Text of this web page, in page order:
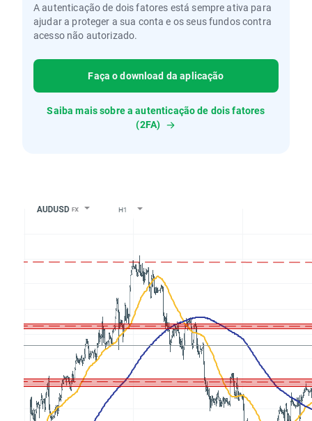
A autenticação de dois fatores está sempre ativa para
ajudar a proteger a sua conta e os seus fundos contra
acesso não autorizado.
Faça o download da aplicação
Saiba mais sobre a autenticação de dois fatores
(2FA)